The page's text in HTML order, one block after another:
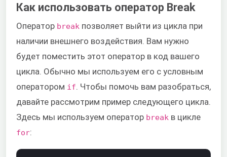
Как использовать оператор Break
Оператор break позволяет выйти из цикла при
наличии внешнего воздействия. Вам нужно
будет поместить этот оператор в код вашего
цикла. Обычно мы используем его с условным
оператором if . Чтобы помочь вам разобраться,
давайте рассмотрим пример следующего цикла.
Здесь мы используем оператор break в цикле
for: